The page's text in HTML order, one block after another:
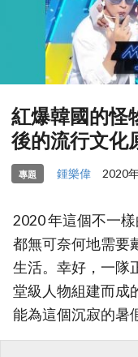
紅爆韓國的怪
後的流行文化
專題 鍾樂偉 2020
2020 年這個不一
都無可奈何地需要
生活。幸好，一隊
堂級人物組建而成
能為這個沉寂的暑